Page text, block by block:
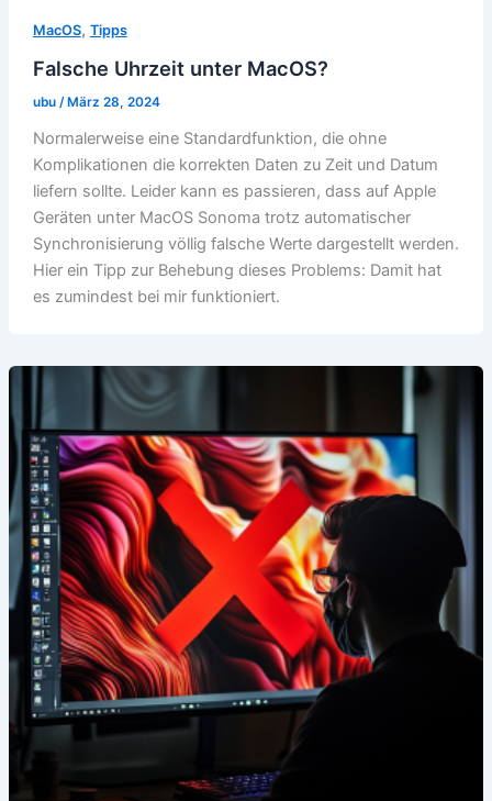
MacOS, Tipps
Falsche Uhrzeit unter MacOS?
ubu /März 28, 2024
Normalerweise eine Standardfunktion, die ohne
Komplikationen die korrekten Daten zu Zeit und Datum
liefern sollte. Leider kann es passieren, dass auf Apple
Geräten unter MacOS Sonoma trotz automatischer
Synchronisierung völlig falsche Werte dargestellt werden.
Hier ein Tipp zur Behebung dieses Problems: Damit hat
es zumindest bei mir funktioniert.